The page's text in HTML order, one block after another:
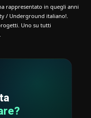
rappresentato in quegli anni
/ Underground italiano!.
Uno su tutti